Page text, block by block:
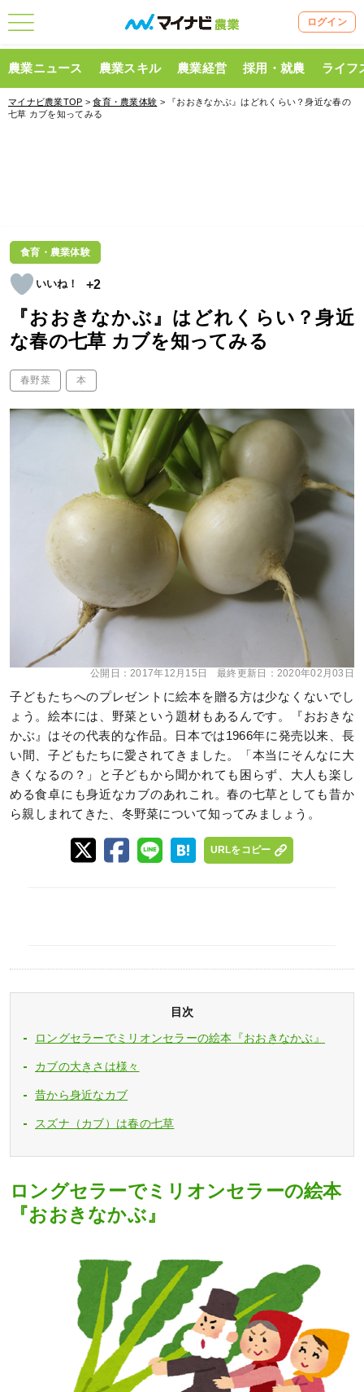
ログイン
農業ニュース 農業スキル 農業経営 採用・就農 ライフ
マイナビ農業TOP >食育・農業体験 > 『おおきなかぶ』はどれくらい？身近な春の
七草 カブを知ってみる
食育・農業体験
+2
『おおきなかぶ』はどれくらい？身近
な春の七草 カブを知ってみる
春野菜 本
公開日：2017年12月15日 最終更新日： 2020年02月03日
子どもたちへのプレゼントに絵本を贈る方は少なくないでし
ょう。絵本には、野菜という題材もあるんです。『おおきな
かぶ』はその代表的な作品。日本では1966年に発売以来、長
い間、子どもたちに愛されてきました。「本当にそんなに大
きくなるの？」と子どもから聞かれても困らず、大人も楽し
める食卓にも身近なカブのあれこれ。春の七草としても昔か
ら親しまれてきた、冬野菜について知ってみましょう。
URLをコピー
目次
ロングセラーでミリオンセラーの絵本『おおきなかぶ』
カブの大きさは様々
昔から身近なカブ
スズナ（カブ）は春の七草
ロングセラーでミリオンセラーの絵本
『おおきなかぶ』